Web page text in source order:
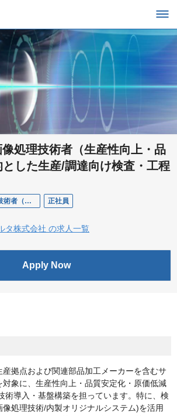
処理技術者（生産性向上・品
した生産/調達向け検査・工程
DWH241 AI画像処理技術者（生産性向上・品質安定化を目的とした生産/調達向け検査・工程可視化） 正社員
タ株式会社 の求人一覧
Apply Now
拠点および関連部品加工メーカーを含むサ
象に、生産性向上・品質安定化・原価低減
術導入・基盤構築を担っています。特に、検
処理技術/内製オリジナルシステム)を活用